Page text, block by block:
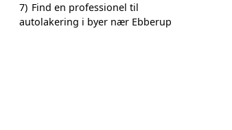
7) Find en professionel til
autolakering i byer nær Ebberup